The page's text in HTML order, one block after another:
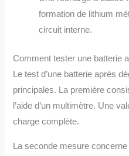
formation de lithium
circuit interne.
Comment tester une batterie
Le test d’une batterie après
principales. La première
l’aide d’un multimètre. Une
charge complète.
La seconde mesure